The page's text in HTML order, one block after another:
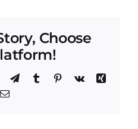
Choose
TelegramTumblrPinterest
Vk
Xing
Correo